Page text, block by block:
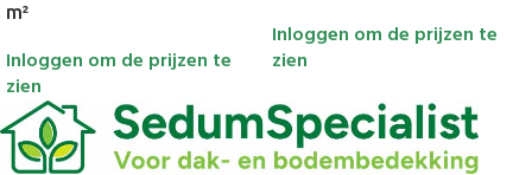
m²
Inloggen om de prijzen te
zien
Inloggen om de prijzen te
zien